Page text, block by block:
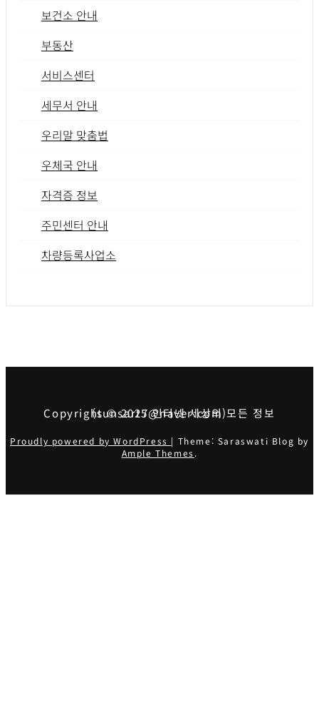
보건소 안내
부동산
서비스센터
세무서 안내
우리말 맞춤법
우체국 안내
자격증 정보
주민센터 안내
차량등록사업소
Copyright © 2025 인터넷 세상의 모든 정보 (sunsart7@naver.com)
Proudly powered by WordPress | Theme: Saraswati Blog by
Ample Themes.